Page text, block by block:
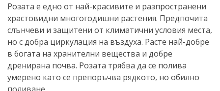
Розата е едно от най-красивите и разпространени
храстовидни многогодишни растения. Предпочита
слънчеви и защитени от климатични условия места,
но с добра циркулация на въздуха. Расте най-добре
в богата на хранителни вещества и добре
дренирана почва. Розата трябва да се полива
умерено като се препоръчва рядкото, но обилно